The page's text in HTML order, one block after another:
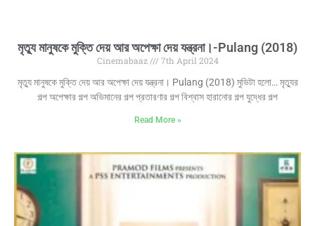
মৃত্যু মানুষকে মুক্তি দেয় আর অপেক্ষা দেয় যন্ত্রনা।-Pulang (2018)
Cinemabaaz
7th April 2024
মৃত্যু মানুষকে মুক্তি দেয় আর অপেক্ষা দেয় যন্ত্রনা। Pulang (2018) মুভিটা হলো… মৃত্যুর
গল্প অপেক্ষার গল্প অভিমানের গল্প প্রতারণার গল্প বিশ্বাস হারানোর গল্প যুদ্ধের গল্প
Read More »